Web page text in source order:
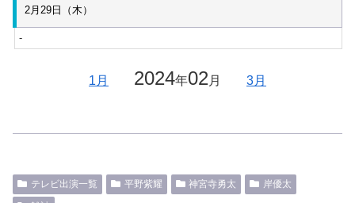
2月29日（木）
-
1月 2024年02 月 3月
テレビ出演一覧 平野紫耀 神宮寺勇太
岸優太